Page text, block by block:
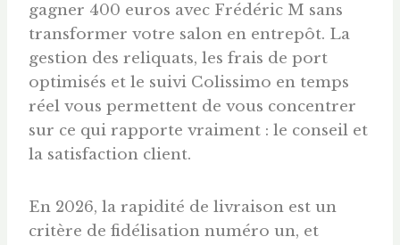
gagner 400 euros avec Frédéric M sans
transformer votre salon en entrepôt. La
gestion des reliquats, les frais de port
optimisés et le suivi Colissimo en temps
réel vous permettent de vous concentrer
sur ce qui rapporte vraiment : le conseil et
la satisfaction client.
En 2026, la rapidité de livraison est un
critère de fidélisation numéro un, et